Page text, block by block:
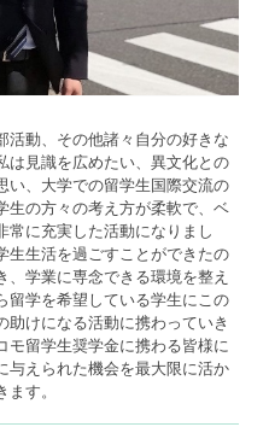
活動、その他諸々自分の好きな
は見識を広めたい、異文化との
い、大学での留学生国際交流の
生の方々の考え方が柔軟で、ベ
常に充実した活動になりまし
生生活を過ごすことができたの
学業に専念できる環境を整え
留学を希望している学生にこの
けになる活動に携わっていき
モ留学生奨学金に携わる皆様に
与えられた機会を最大限に活か
す。